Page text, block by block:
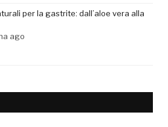
per la gastrite: dall’aloe vera alla
ago